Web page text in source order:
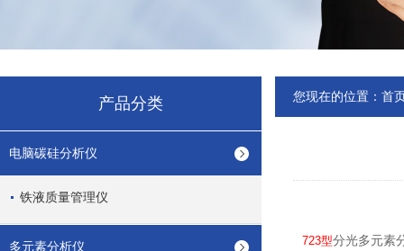
产品分类
电脑碳硅分析仪
铁液质量管理仪
多元素分析仪
您现在的位置： 首
723型分光多元素